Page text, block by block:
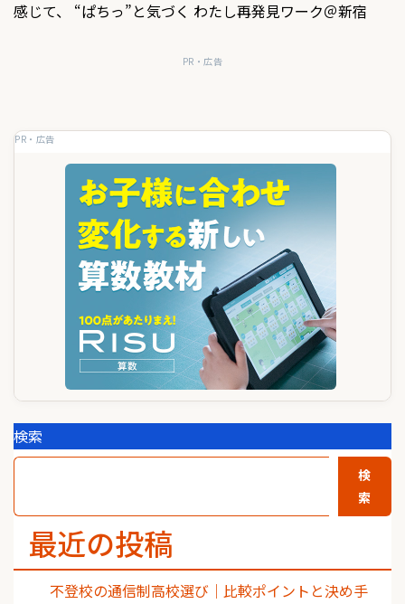
ビ
ョ
感じて、 “ぱちっ”と気づく わたし再発見ワーク＠新宿
PR・広告
PR・広告
検索
検
索
最近の投稿
不登校の通信制高校選び｜比較ポイントと決め手